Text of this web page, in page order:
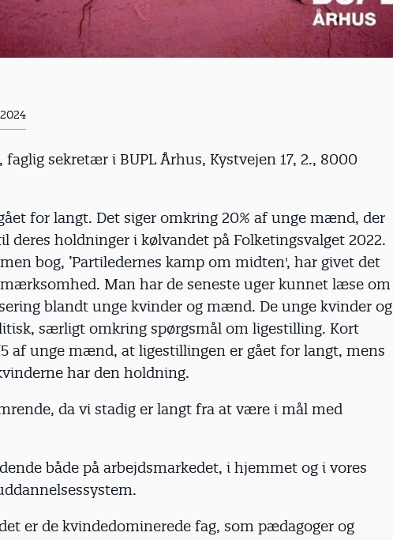
sekretær i BUPL Århus, Kystvejen 17, 2., 8000
for langt. Det siger omkring 20% af unge mænd, der
deres holdninger i kølvandet på Folketingsvalget 2022.
bog, ’Partiledernes kamp om midten', har givet det
Man har de seneste uger kunnet læse om
blandt unge kvinder og mænd. De unge kvinder og
særligt omkring spørgsmål om ligestilling. Kort
af unge mænd, at ligestillingen er gået for langt, mens
har den holdning.
da vi stadig er langt fra at være i mål med
både på arbejdsmarkedet, i hjemmet og i vores
er de kvindedominerede fag, som pædagoger og